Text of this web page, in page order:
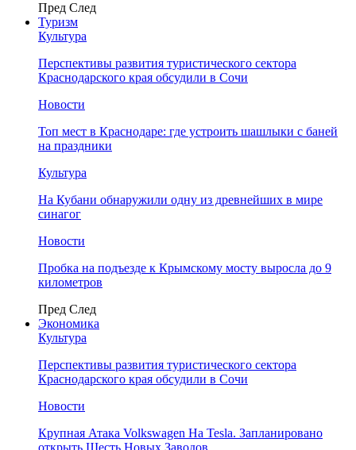
Пред След
Туризм
Культура
Перспективы развития туристического сектора
Краснодарского края обсудили в Сочи
Новости
Топ мест в Краснодаре: где устроить шашлыки с баней
на праздники
Культура
На Кубани обнаружили одну из древнейших в мире
синагог
Новости
Пробка на подъезде к Крымскому мосту выросла до 9
километров
Пред След
Экономика
Культура
Перспективы развития туристического сектора
Краснодарского края обсудили в Сочи
Новости
Крупная Атака Volkswagen На Tesla. Запланировано
открыть Шесть Новых Заводов